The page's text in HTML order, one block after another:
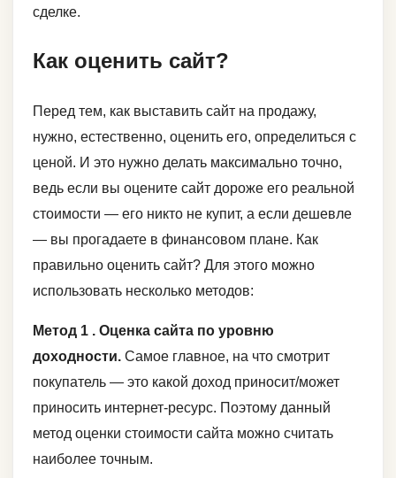
сделке.
Как оценить сайт?
Перед тем, как выставить сайт на продажу,
нужно, естественно, оценить его, определиться с
ценой. И это нужно делать максимально точно,
ведь если вы оцените сайт дороже его реальной
стоимости — его никто не купит, а если дешевле
— вы прогадаете в финансовом плане. Как
правильно оценить сайт? Для этого можно
использовать несколько методов:
Метод 1 . Оценка сайта по уровню
доходности. Самое главное, на что смотрит
покупатель — это какой доход приносит/может
приносить интернет-ресурс. Поэтому данный
метод оценки стоимости сайта можно считать
наиболее точным.